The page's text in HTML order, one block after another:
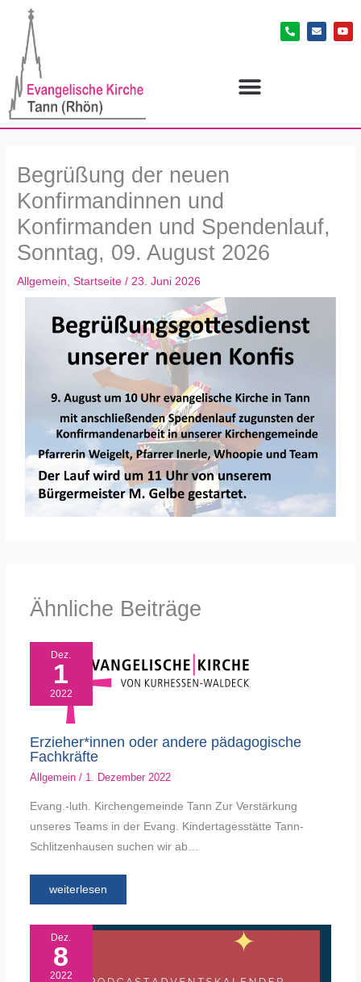
springen
P
h
o
E
n
v
Y
o
u
Begrüßung der neuen
Konfirmandinnen und
Konfirmanden und Spendenlauf,
Sonntag, 09. August 2026
Allgemein ,Startseite / 23. Juni 2026
Ähnliche Beiträge
Dez.
1
2022
Erzieher*innen oder andere pädagogische
Fachkräfte
Allgemein/ 1. Dezember 2022
Evang.-luth. Kirchengemeinde Tann Zur Verstärkung
unseres Teams in der Evang. Kindertagesstätte Tann-
Schlitzenhausen suchen wir ab…
weiterlesen
Dez.
8
2022